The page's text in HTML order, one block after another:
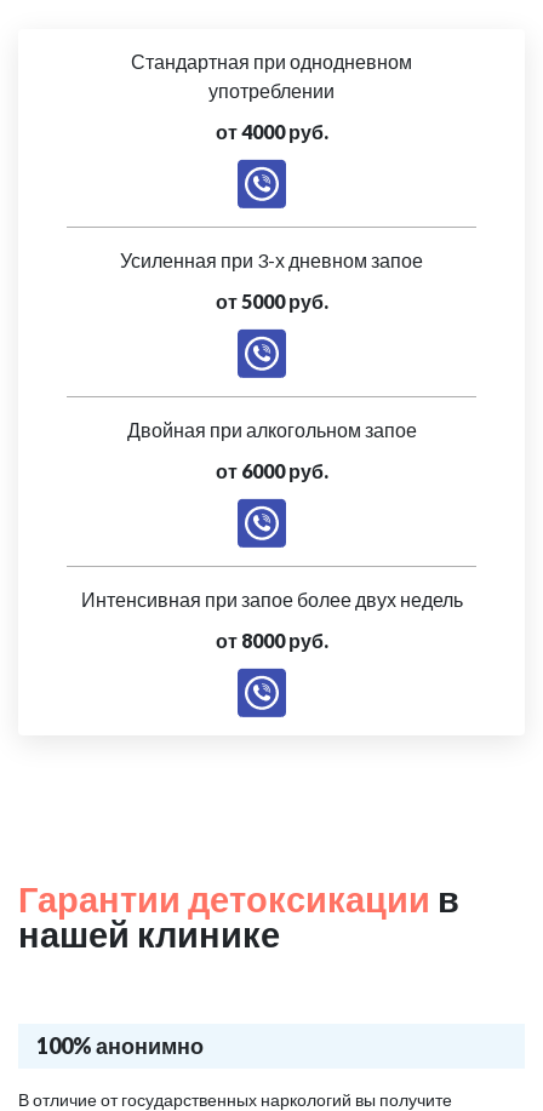
Стандартная при однодневном
употреблении
от 4000 руб.
Усиленная при 3-х дневном запое
от 5000 руб.
Двойная при алкогольном запое
от 6000 руб.
Интенсивная при запое более двух недель
от 8000 руб.
Гарантии детоксикации в
нашей клинике
100% анонимно
В отличие от государственных наркологий вы получите